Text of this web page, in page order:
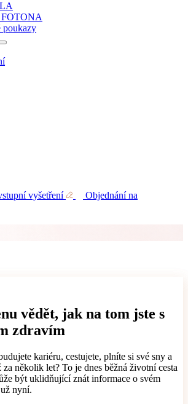
poukazy
vyšetření
Objednání na
vědět, jak na tom jste s
zdravím
kariéru, cestujete, plníte si své sny a
za několik let? To je dnes běžná životní cesta
být uklidňující znát informace o svém
nyní.